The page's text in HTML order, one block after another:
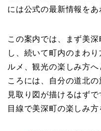
には公式の最新情報をあ
この案内では、まず美
し、続いて町内のまわ
ルメ、観光の楽しみ方
ころには、自分の道北
見取り図が描けるはず
目線で美深町の楽しみ方